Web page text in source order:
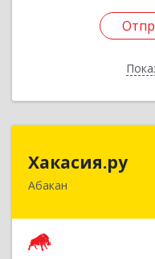
Хакасия.ру
Абакан
655017, Хакасия